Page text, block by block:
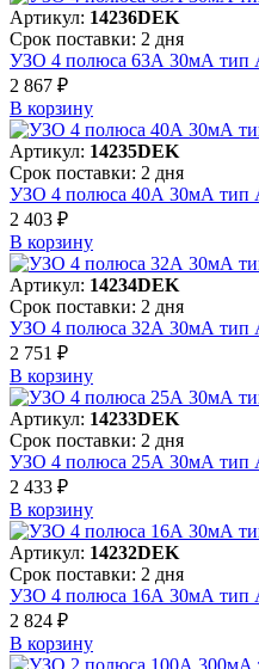
Артикул: 14236DEK
Срок поставки: 2 дня
УЗО 4 полюса 63А 30мА тип
2 867 ₽
В корзинy
Артикул: 14235DEK
Срок поставки: 2 дня
УЗО 4 полюса 40А 30мА тип
2 403 ₽
В корзинy
Артикул: 14234DEK
Срок поставки: 2 дня
УЗО 4 полюса 32А 30мА тип
2 751 ₽
В корзинy
Артикул: 14233DEK
Срок поставки: 2 дня
УЗО 4 полюса 25А 30мА тип
2 433 ₽
В корзинy
Артикул: 14232DEK
Срок поставки: 2 дня
УЗО 4 полюса 16А 30мА тип
2 824 ₽
В корзинy